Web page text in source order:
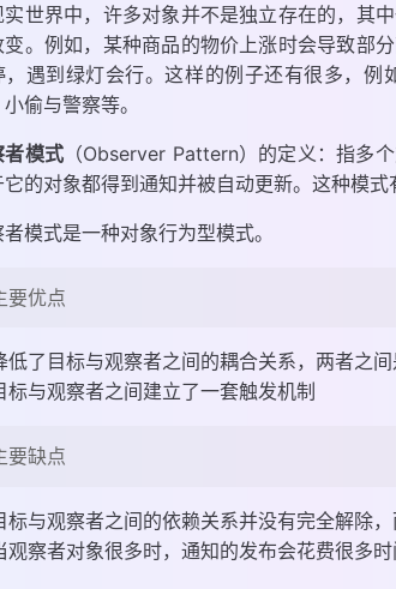
气预报需求
天气预报需求
式剖析
实世界中，许多对象并不是独立存在的，其
变。例如，某种商品的物价上涨时会导致部
，遇到绿灯会行。这样的例子还有很多，
偷与警察等。
者模式 （Observer Pattern）的定义：指多
它的对象都得到通知并被自动更新。这种模
模式是一种对象行为型模式。
要优点
低了目标与观察者之间的耦合关系，两者之
标与观察者之间建立了一套触发机制
要缺点
标与观察者之间的依赖关系并没有完全解除
观察者对象很多时，通知的发布会花费很多